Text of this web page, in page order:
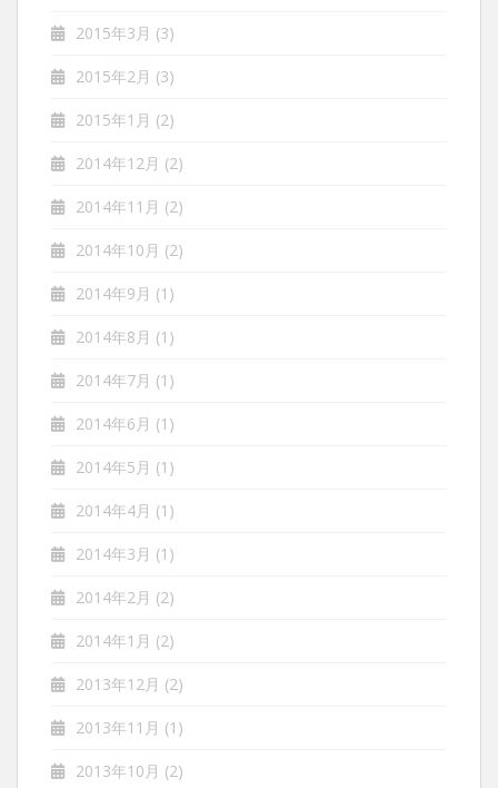
2015年3月 (3)
2015年2月 (3)
2015年1月 (2)
2014年12月 (2)
2014年11月 (2)
2014年10月 (2)
2014年9月 (1)
2014年8月 (1)
2014年7月 (1)
2014年6月 (1)
2014年5月 (1)
2014年4月 (1)
2014年3月 (1)
2014年2月 (2)
2014年1月 (2)
2013年12月 (2)
2013年11月 (1)
2013年10月 (2)